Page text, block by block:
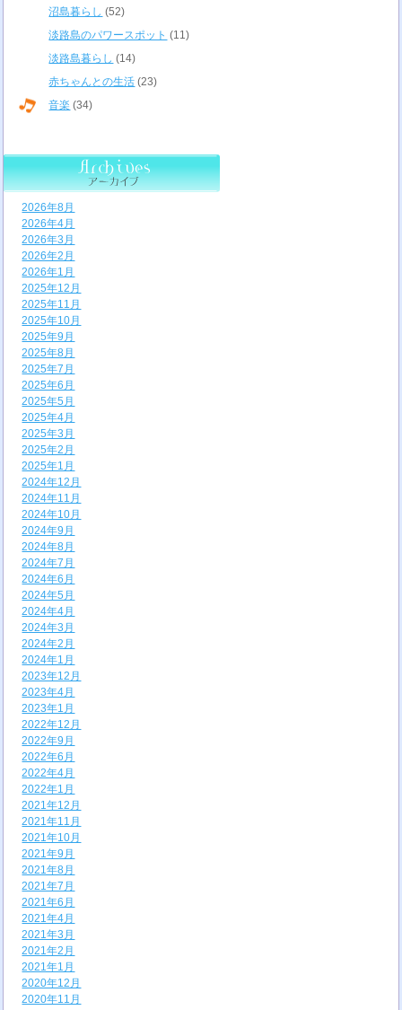
沼島暮らし (52)
淡路島のパワースポット (11)
淡路島暮らし (14)
赤ちゃんとの生活 (23)
音楽 (34)
2026年8月
2026年4月
2026年3月
2026年2月
2026年1月
2025年12月
2025年11月
2025年10月
2025年9月
2025年8月
2025年7月
2025年6月
2025年5月
2025年4月
2025年3月
2025年2月
2025年1月
2024年12月
2024年11月
2024年10月
2024年9月
2024年8月
2024年7月
2024年6月
2024年5月
2024年4月
2024年3月
2024年2月
2024年1月
2023年12月
2023年4月
2023年1月
2022年12月
2022年9月
2022年6月
2022年4月
2022年1月
2021年12月
2021年11月
2021年10月
2021年9月
2021年8月
2021年7月
2021年6月
2021年4月
2021年3月
2021年2月
2021年1月
2020年12月
2020年11月